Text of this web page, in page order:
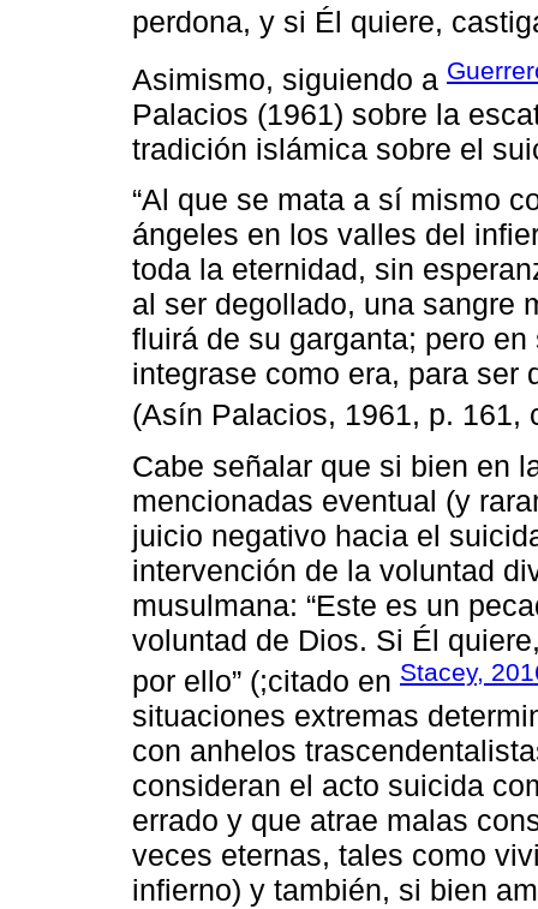
perdona, y si Él quiere,
Asimismo, siguiendo a
Palacios (1961) sobre la
tradición islámica sobre el
“Al que se mata a sí mismo
ángeles en los valles del
toda la eternidad, sin
al ser degollado, una sangre
fluirá de su garganta; pero
integrase como era, para ser
(Asín Palacios, 1961, p. 161,
Cabe señalar que si bien en
mencionadas eventual (y
juicio negativo hacia el
intervención de la voluntad
musulmana: “Este es un
voluntad de Dios. Si Él
por ello” (;citado en Stacey,
situaciones extremas
con anhelos
consideran el acto suicida
errado y que atrae malas
veces eternas, tales como
infierno) y también, si bien